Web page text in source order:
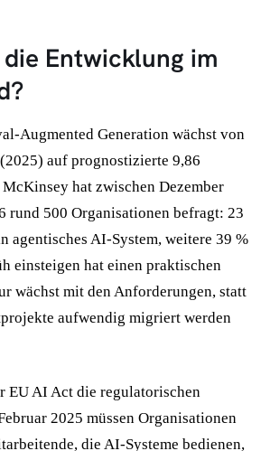
Entwicklung im
Augmented Generation wächst von
auf prognostizierte 9,86
McKinsey hat zwischen Dezember
rund 500 Organisationen befragt: 23
agentisches AI-System, weitere 39 %
einsteigen hat einen praktischen
wächst mit den Anforderungen, statt
aufwendig migriert werden
EU AI Act die regulatorischen
2025 müssen Organisationen
die AI-Systeme bedienen,